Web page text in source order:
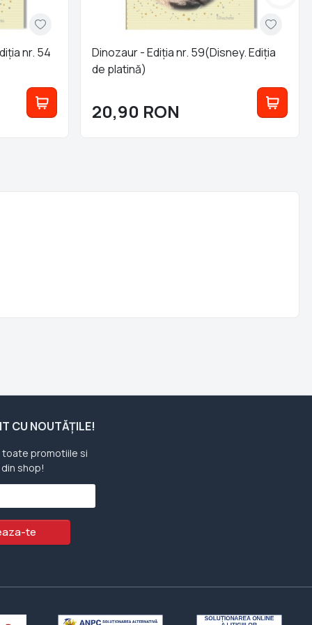
nr. 54
Dinozaur - Ediția nr. 59(Disney. Ediția
de platină)
20,90 RON
CU NOUTĂȚILE!
toate promotiile si
shop!
te